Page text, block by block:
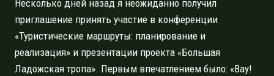
Несколько дней назад я неожиданно получил
приглашение принять участие в конференции
«Туристические маршруты: планирование и
реализация» и презентации проекта «Большая
Ладожская тропа». Первым впечатлением было: «Вау!